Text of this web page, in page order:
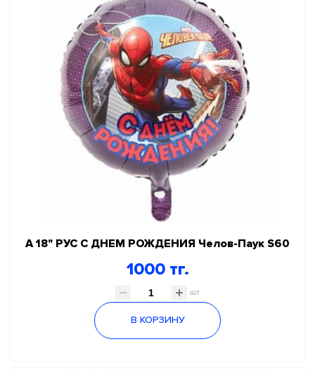
А 18" РУС С ДНЕМ РОЖДЕНИЯ Челов-Паук S60
1000 тг.
шт
В КОРЗИНУ